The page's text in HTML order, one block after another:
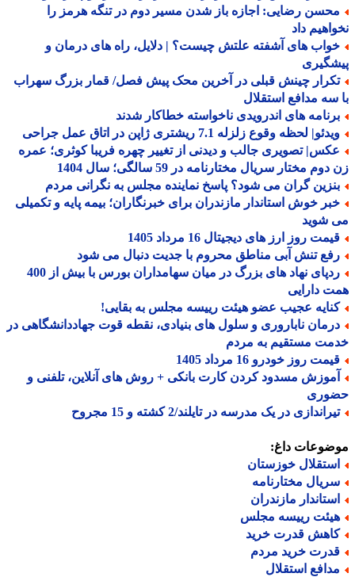
رضایی: اجازه باز شدن مسیر دوم در تنگه هرمز را
داد
های آشفته علتش چیست؟ | دلایل، راه های درمان و
چینش قبلی در آخرین محک پیش فصل/ قمار بزرگ سهراب
سه مدافع استقلال
های اندرویدی ناخواسته خطاکار شدند
لحظه وقوع زلزله 7.1 ریشتری ژاپن در اتاق عمل جراحی
تصویری جالب و دیدنی از تغییر چهره فریبا کوثری؛ عمره
مختار سریال مختارنامه در 59 سالگی؛ سال 1404
گران می شود؟ پاسخ نماینده مجلس به نگرانی مردم
خوش استاندار مازندران برای خبرنگاران؛ بیمه پایه و تکمیلی
شوید
روز ارز های دیجیتال 16 مرداد 1405
تنش آبی مناطق محروم با جدیت دنبال می شود
ردپای نهاد های بزرگ در میان سهامداران بورس با بیش از 400
دارایی
عجیب عضو هیئت رییسه مجلس به بقایی!
ناباروری و سلول های بنیادی، نقطه قوت جهاددانشگاهی در
مستقیم به مردم
روز خودرو 16 مرداد 1405
مسدود کردن کارت بانکی + روش های آنلاین، تلفنی و
در یک مدرسه در تایلند/2 کشته و 15 مجروح
داغ:
خوزستان
مختارنامه
مازندران
رییسه مجلس
قدرت خرید
خرید مردم
استقلال